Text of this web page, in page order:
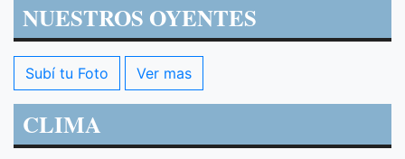
NUESTROS OYENTES
Subí tu Foto Ver mas
CLIMA